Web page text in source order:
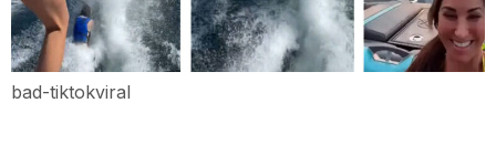
bad-tiktokviral